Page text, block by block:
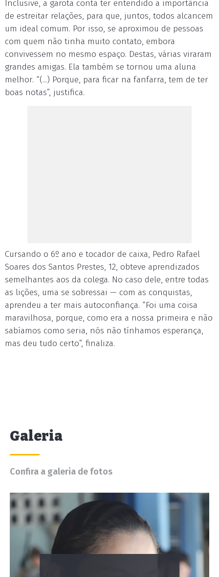
Inclusive, a garota conta ter entendido a importância
de estreitar relações, para que, juntos, todos alcancem
um ideal comum. Por isso, se aproximou de pessoas
com quem não tinha muito contato, embora
convivessem no mesmo espaço. Destas, várias viraram
grandes amigas. Ela também se tornou uma aluna
melhor. “(...) Porque, para ficar na fanfarra, tem de ter
boas notas”, justifica.
Cursando o 6º ano e tocador de caixa, Pedro Rafael
Soares dos Santos Prestes, 12, obteve aprendizados
semelhantes aos da colega. No caso dele, entre todas
as lições, uma se sobressai — com as conquistas,
aprendeu a ter mais autoconfiança. “Foi uma coisa
maravilhosa, porque, como era a nossa primeira e não
sabíamos como seria, nós não tínhamos esperança,
mas deu tudo certo”, finaliza.
Galeria
Confira a galeria de fotos